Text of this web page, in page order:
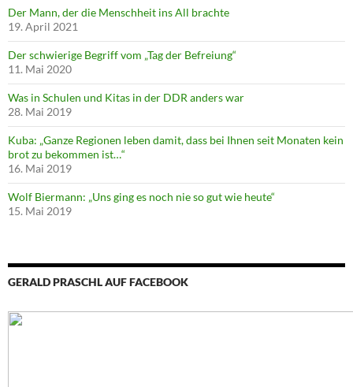
Der Mann, der die Menschheit ins All brachte
19. April 2021
Der schwierige Begriff vom „Tag der Befreiung“
11. Mai 2020
Was in Schulen und Kitas in der DDR anders war
28. Mai 2019
Kuba: „Ganze Regionen leben damit, dass bei Ihnen seit Monaten kein
brot zu bekommen ist…“
16. Mai 2019
Wolf Biermann: „Uns ging es noch nie so gut wie heute“
15. Mai 2019
GERALD PRASCHL AUF FACEBOOK